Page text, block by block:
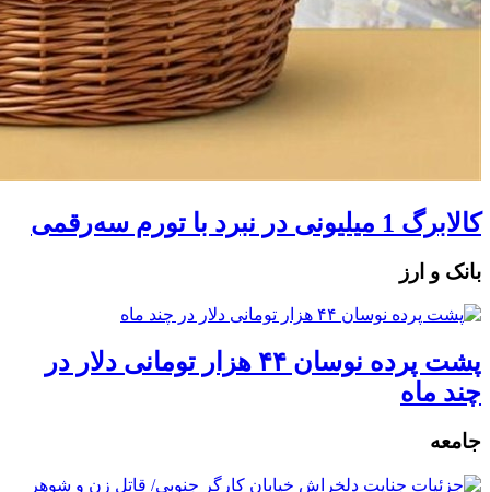
کالابرگ 1 میلیونی در نبرد با تورم سه‌رقمی
بانک و ارز
پشت پرده نوسان ۴۴ هزار تومانی دلار در
چند ماه
جامعه